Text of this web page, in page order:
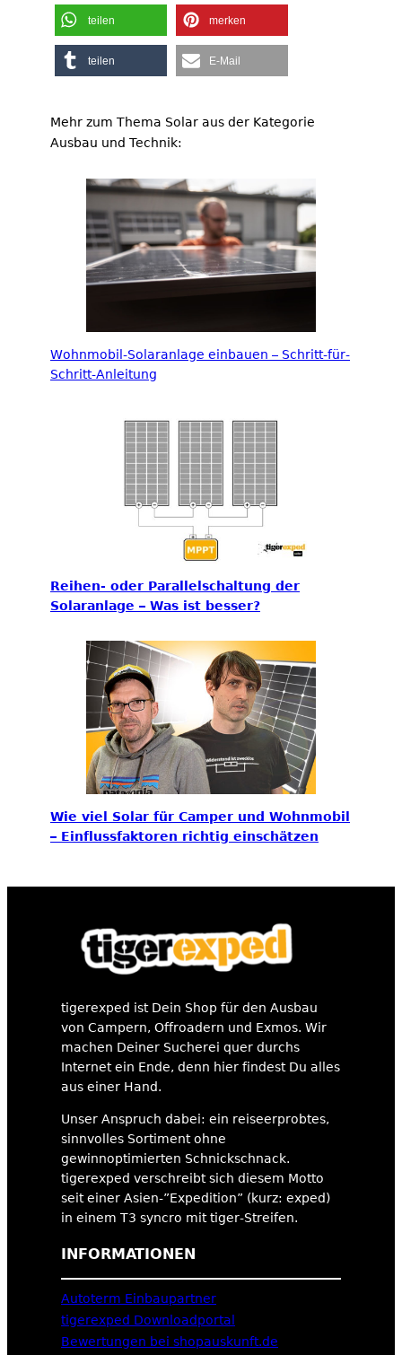
teilen merken
teilen E-Mail
Mehr zum Thema Solar aus der Kategorie
Ausbau und Technik:
Wohnmobil-Solaranlage einbauen – Schritt-für-
Schritt-Anleitung
Reihen- oder Parallelschaltung der
Solaranlage – Was ist besser?
Wie viel Solar für Camper und Wohnmobil
– Einflussfaktoren richtig einschätzen
tigerexped ist Dein Shop für den Ausbau
von Campern, Offroadern und Exmos. Wir
machen Deiner Sucherei quer durchs
Internet ein Ende, denn hier findest Du alles
aus einer Hand.
Unser Anspruch dabei: ein reiseerprobtes,
sinnvolles Sortiment ohne
gewinnoptimierten Schnickschnack.
tigerexped verschreibt sich diesem Motto
seit einer Asien-”Expedition” (kurz: exped)
in einem T3 syncro mit tiger-Streifen.
INFORMATIONEN
Autoterm Einbaupartner
tigerexped Downloadportal
Bewertungen bei shopauskunft.de